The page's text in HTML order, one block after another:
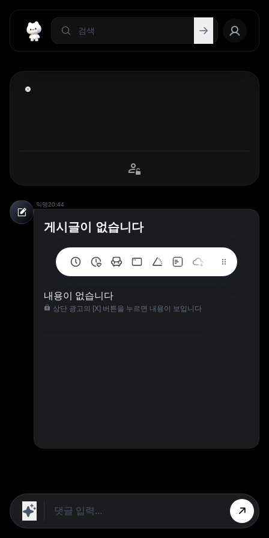
익명20:44
게시글이 없습니다
내용이 없습니다
상단 광고의 [X] 버튼을 누르면 내용이 보입니다